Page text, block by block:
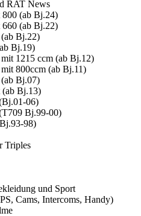
RAT News
800 (ab Bj.24)
660 (ab Bj.22)
Bj.22)
Bj.19)
1215 ccm (ab Bj.12)
800ccm (ab Bj.11)
Bj.07)
(ab Bj.13)
06)
Bj.99-00)
98)
Triples
und Sport
Cams, Intercoms, Handy)